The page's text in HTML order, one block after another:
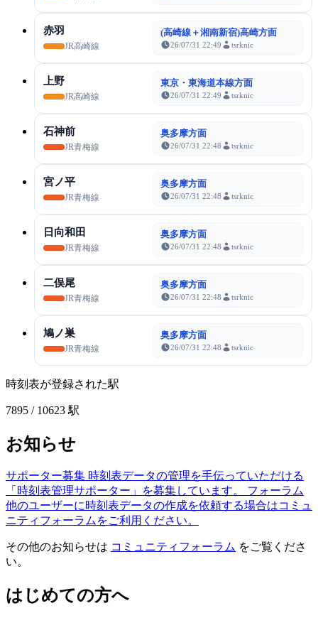
赤羽
JR高崎線
(高崎線＋湘南新宿)高崎方面
26/07/31 22:49 tsrknic
上野
JR高崎線
東京・東海道本線方面
26/07/31 22:49 tsrknic
石神前
JR青梅線
奥多摩方面
26/07/31 22:48 tsrknic
宮ノ平
JR青梅線
奥多摩方面
26/07/31 22:48 tsrknic
日向和田
JR青梅線
奥多摩方面
26/07/31 22:48 tsrknic
二俣尾
JR青梅線
奥多摩方面
26/07/31 22:48 tsrknic
鳩ノ巣
JR青梅線
奥多摩方面
26/07/31 22:48 tsrknic
時刻表が登録された駅
7895 / 10623 駅
お知らせ
サポーター募集 時刻表データの管理を手伝っていただける
「時刻表管理サポーター」を募集しています。
フォーラム
他のユーザーに時刻表データの作成を依頼する場合はコミュ
ニティフォーラムをご利用ください。
その他のお知らせは コミュニティフォーラム をご覧くださ
い。
はじめての方へ